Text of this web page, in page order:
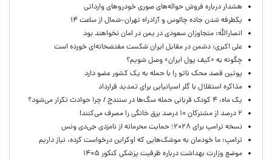
هشدار درباره فروش حواله‌های صوری خودروهای وارداتی
یکطرفه شدن جاده چالوس و آزادراه تهران–شمال از ساعت ۱۴
انصارالله: متجاوزان سعودی در یمن در امان نخواهند بود
علی اکبری: دشمن در مقابل ایران شکست مفتضحانه‌ای خورده است
چگونه به «کیف پول ایران» وصل شویم؟
پوتین قصد محک ناتو را با حمله به یک کشور عضو دارد
مذاکره استقلال با گلر اسپانیایی برای تمدید قرارداد
یک ماه، ۴ کودک قربانی حمله سگ‌ها در سنندج / چرا حوادث تکرار می‌شود؟
۲ درصد از مشترکان ۱۰ درصد برق خانگی را مصرف می‌کنند!
نسخه ترامپ برای ۲۰۲۸؛ حمایت محرمانه از نامزدی جی‌دی ونس
ترامپ: ما خودمان به موشک‌هایی که اوکراین درخواست کرده، نیاز داریم
موضع وزارت بهداشت درباره ظرفیت پزشکی کنکور ۱۴۰۵